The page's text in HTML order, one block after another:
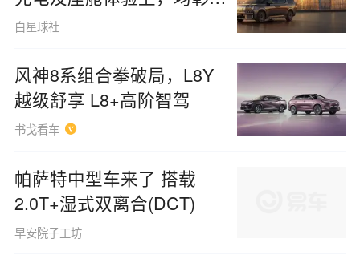
极致考究
白星球社
风神8系组合拳破局，L8Y
越级舒享 L8+高阶智驾
书戈看车
帕萨特中型车来了 搭载
2.0T+湿式双离合(DCT)
早安院子工坊